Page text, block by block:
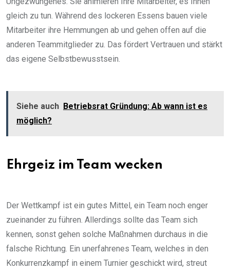
gleich zu tun. Während des lockeren Essens bauen viele
Mitarbeiter ihre Hemmungen ab und gehen offen auf die
anderen Teammitglieder zu. Das fördert Vertrauen und stärkt
das eigene Selbstbewusstsein.
Siehe auch Betriebsrat Gründung: Ab wann ist es
möglich?
Ehrgeiz im Team wecken
Der Wettkampf ist ein gutes Mittel, ein Team noch enger
zueinander zu führen. Allerdings sollte das Team sich
kennen, sonst gehen solche Maßnahmen durchaus in die
falsche Richtung. Ein unerfahrenes Team, welches in den
Konkurrenzkampf in einem Turnier geschickt wird, streut